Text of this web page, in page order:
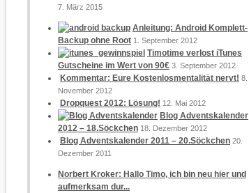
7. März 2015
Anleitung: Android Komplett-
Backup ohne Root 1. September 2012
Timotime verlost iTunes
Gutscheine im Wert von 90€ 3. September 2012
Kommentar: Eure Kostenlosmentalität nervt! 8.
November 2012
Dropquest 2012: Lösung! 12. Mai 2012
Blog Adventskalender
2012 – 18.Söckchen 18. Dezember 2012
Blog Adventskalender 2011 – 20.Söckchen 20.
Dezember 2011
Norbert Kroker: Hallo Timo, ich bin neu hier und
aufmerksam dur...